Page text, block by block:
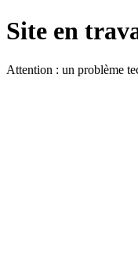
Site en
Attention : un problème